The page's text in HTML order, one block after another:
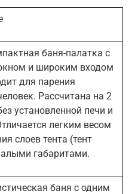
баня-палатка с
и широким входом
для парения
Рассчитана на 2
установленной печи и
легким весом
слоев тента (тент
габаритами.
баня с одним